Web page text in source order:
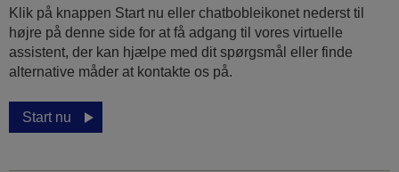
Klik på knappen Start nu eller chatbobleikonet nederst til
højre på denne side for at få adgang til vores virtuelle
assistent, der kan hjælpe med dit spørgsmål eller finde
alternative måder at kontakte os på.
Start nu